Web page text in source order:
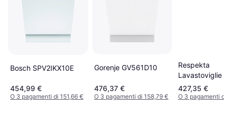
Bosch SPV2IKX10E
454,99 €
O 3 pagamenti di 151,66 €
Gorenje GV561D10
476,37 €
O 3 pagamenti di 158,79 €
Respekta
Lavastoviglie
Incasso
Integrata 45
427,35 €
O 3 pagamenti